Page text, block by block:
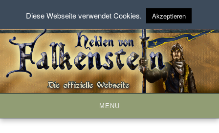
to
content
MENU
Diese Webseite verwendet Cookies. Akzeptieren